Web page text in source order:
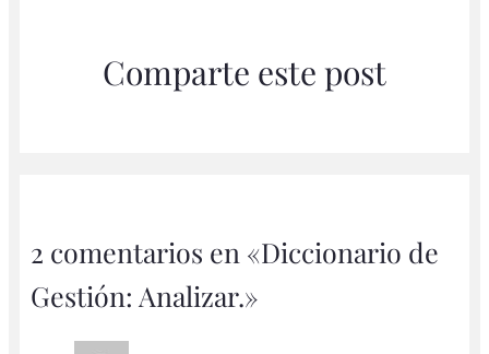
Comparte este post
2 comentarios en «Diccionario de
Gestión: Analizar.»